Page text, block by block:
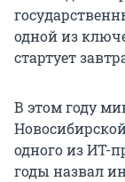
одной из
стартует
В этом году
одного из ИТ-
годы назвал